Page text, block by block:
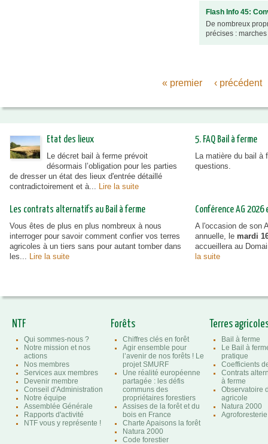
Flash Info 45:
De nombreux
précises :
« premier ‹ précédent
Etat des lieux
Le décret bail à ferme prévoit
désormais l’obligation pour les parties
de dresser un état des lieux d'entrée détaillé
contradictoirement et à... Lire la suite
5. FAQ Bail à ferme
La matière du bail à
questions.
Les contrats alternatifs au Bail à ferme
Vous êtes de plus en plus nombreux à nous
interroger pour savoir comment confier vos terres
agricoles à un tiers sans pour autant tomber dans
les... Lire la suite
Conférence AG
A l'occasion de son
annuelle, le mardi
accueillera au
la suite
NTF
Qui sommes-nous ?
Notre mission et nos
actions
Nos membres
Services aux membres
Devenir membre
Conseil d'Administration
Notre équipe
Assemblée Générale
Rapports d'activité
NTF vous y représente !
Forêts
Chiffres clés en forêt
Agir ensemble pour
l’avenir de nos forêts ! Le
projet SMURF
Une réalité européenne
partagée : les défis
communs des
propriétaires forestiers
Assises de la forêt et du
bois en France
Charte Apaisons la forêt
Natura 2000
Code forestier
Terres
Bail à ferme
Le Bail à
pratique
Coefficients
Contrats
à ferme
Observatoire
agricole
Natura 2000